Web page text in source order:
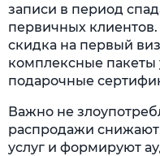
записи в период
первичных
скидка на первый
комплексные пакеты
подарочные
Важно не
распродажи
услуг и формируют